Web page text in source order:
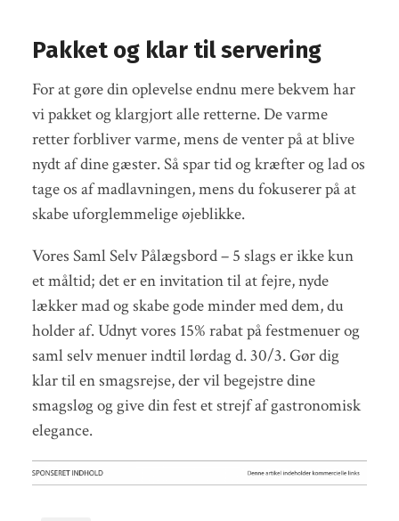
Pakket og klar til servering
For at gøre din oplevelse endnu mere bekvem har
vi pakket og klargjort alle retterne. De varme
retter forbliver varme, mens de venter på at blive
nydt af dine gæster. Så spar tid og kræfter og lad os
tage os af madlavningen, mens du fokuserer på at
skabe uforglemmelige øjeblikke.
Vores Saml Selv Pålægsbord – 5 slags er ikke kun
et måltid; det er en invitation til at fejre, nyde
lækker mad og skabe gode minder med dem, du
holder af. Udnyt vores 15% rabat på festmenuer og
saml selv menuer indtil lørdag d. 30/3. Gør dig
klar til en smagsrejse, der vil begejstre dine
smagsløg og give din fest et strejf af gastronomisk
elegance.